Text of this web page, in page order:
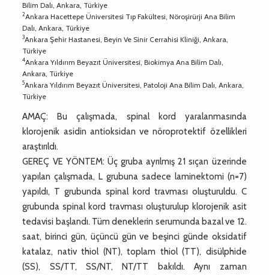
Bilim Dalı, Ankara, Türkiye
2Ankara Hacettepe Üniversitesi Tıp Fakültesi, Nöroşirürji Ana Bilim
Dalı, Ankara, Türkiye
3Ankara Şehir Hastanesi, Beyin Ve Sinir Cerrahisi Kliniği, Ankara,
Türkiye
4Ankara Yıldırım Beyazıt Üniversitesi, Biokimya Ana Bilim Dalı,
Ankara, Türkiye
5Ankara Yıldırım Beyazıt Üniversitesi, Patoloji Ana Bilim Dalı, Ankara,
Türkiye
AMAÇ: Bu çalışmada, spinal kord yaralanmasında
klorojenik asidin antioksidan ve nöroprotektif özellikleri
araştırıldı.
GEREÇ VE YÖNTEM: Üç gruba ayrılmış 21 sıçan üzerinde
yapılan çalışmada, L grubuna sadece laminektomi (n=7)
yapıldı, T grubunda spinal kord travması oluşturuldu. C
grubunda spinal kord travması oluşturulup klorojenik asit
tedavisi başlandı. Tüm deneklerin serumunda bazal ve 12.
saat, birinci gün, üçüncü gün ve beşinci günde oksidatif
katalaz, nativ thiol (NT), toplam thiol (TT), disülphide
(SS), SS/TT, SS/NT, NT/TT bakıldı. Aynı zaman